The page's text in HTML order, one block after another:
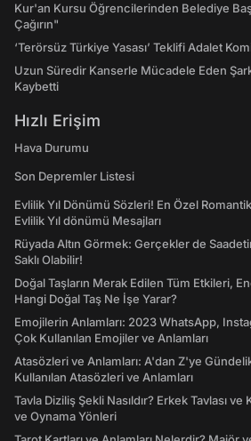
Kur'an Kursu Öğrencilerinden Belediye
Çağırın"
‘Terörsüz Türkiye Yasası’ Teklifi Adalet
Uzun Süredir Kanserle Mücadele Eden
Kaybetti
Hızlı Erişim
Hava Durumu
Son Depremler Listesi
Evlilik Yıl Dönümü Sözleri! En Özel
Evlilik Yıl dönümü Mesajları
Rüyada Altın Görmek: Gerçekler de
Saklı Olabilir!
Doğal Taşların Merak Edilen Tüm Etkileri,
Hangi Doğal Taş Ne İşe Yarar?
Emojilerin Anlamları: 2023 WhatsApp,
Çok Kullanılan Emojiler ve Anlamları
Atasözleri ve Anlamları: A'dan Z'ye
Kullanılan Atasözleri ve Anlamları
Tavla Diziliş Şekli Nasıldır? Erkek Tavlası ve
ve Oynama Yönleri